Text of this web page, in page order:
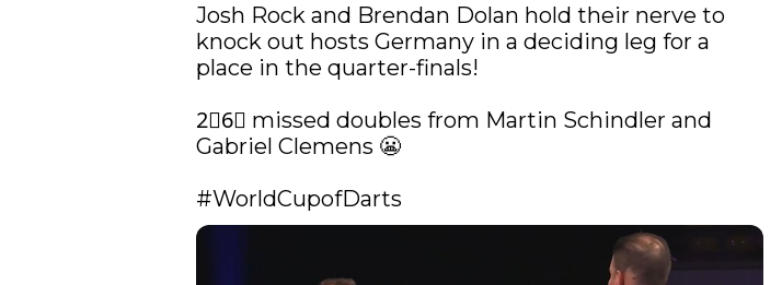
Josh Rock and Brendan Dolan hold their nerve to
knock out hosts Germany in a deciding leg for a
place in the quarter-finals!
2⃣6⃣ missed doubles from Martin Schindler and
Gabriel Clemens 😬
#WorldCupofDarts